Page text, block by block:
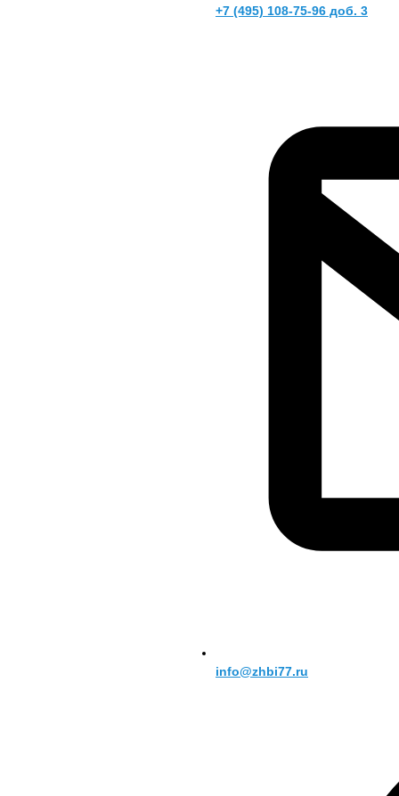
+7 (495) 108-75-96 доб. 3
info@zhbi77.ru